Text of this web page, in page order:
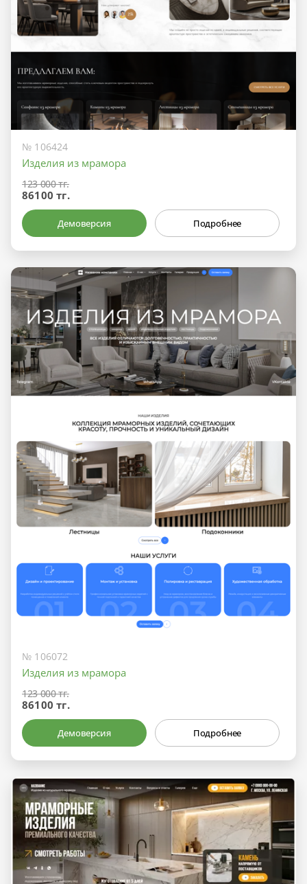
№ 106424
Изделия из мрамора
123 000 тг.
86100 тг.
Демоверсия Подробнее
№ 106072
Изделия из мрамора
123 000 тг.
86100 тг.
Демоверсия Подробнее